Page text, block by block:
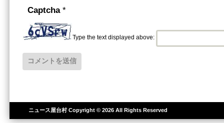
Captcha *
Type the text displayed above:
ニュース屋台村Copyright © 2026 All Rights Reserved